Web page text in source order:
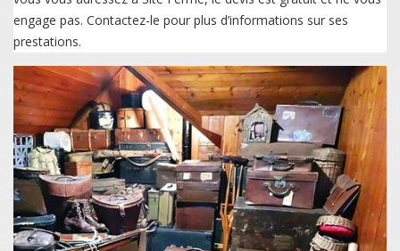
engage pas. Contactez-le pour plus d’informations sur ses
prestations.